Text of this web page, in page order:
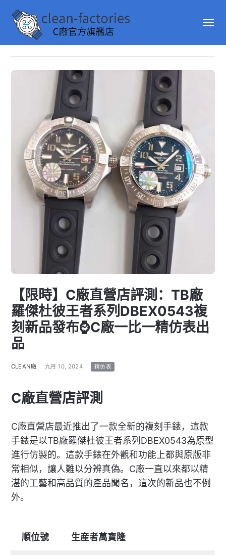
【限時】C廠直營店評測：TB廠
羅傑杜彼王者系列DBEX0543複
刻新品發布⌚C廠一比一精仿表出
品
CLEAN廠 九月 10, 2024 精仿表
C廠直營店評測
C廠直營店最近推出了一款全新的複刻手錶，這款
手錶是以TB廠羅傑杜彼王者系列DBEX0543為原型
進行仿製的。這款手錶在外觀和功能上都與原版非
常相似，讓人難以分辨真偽。C廠一直以來都以精
湛的工藝和高品質的產品聞名，這次的新品也不例
外。
順位號 生産者萬寶隆